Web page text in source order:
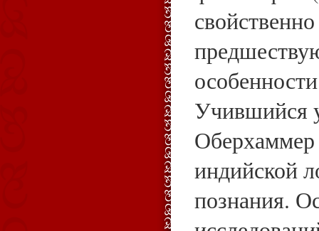
Учившийся
Оберхаммер
индийской
познания.